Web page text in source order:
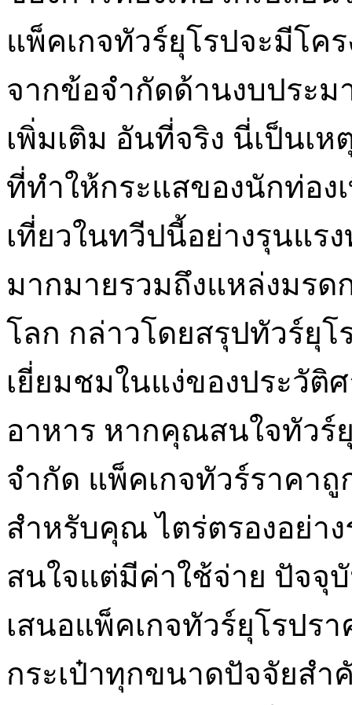
แพ็คเกจทัวร์ยุโรปจะมีโค
จากข้อจำกัดด้านงบประ
เพิ่มเติม อันที่จริง นี่เป็นเ
ที่ทำให้กระแสของนักท่อง
เที่ยวในทวีปนี้อย่างรุนแ
มากมายรวมถึงแหล่งมรด
โลก กล่าวโดยสรุปทัวร์ยุ
เยี่ยมชมในแง่ของประวั
อาหาร หากคุณสนใจทัวร์
จำกัด แพ็คเกจทัวร์ราคาถู
สำหรับคุณ ไตร่ตรองอย่า
สนใจแต่มีค่าใช้จ่าย ปัจจุ
เสนอแพ็คเกจทัวร์ยุโรปร
กระเป๋าทุกขนาดปัจจัยส